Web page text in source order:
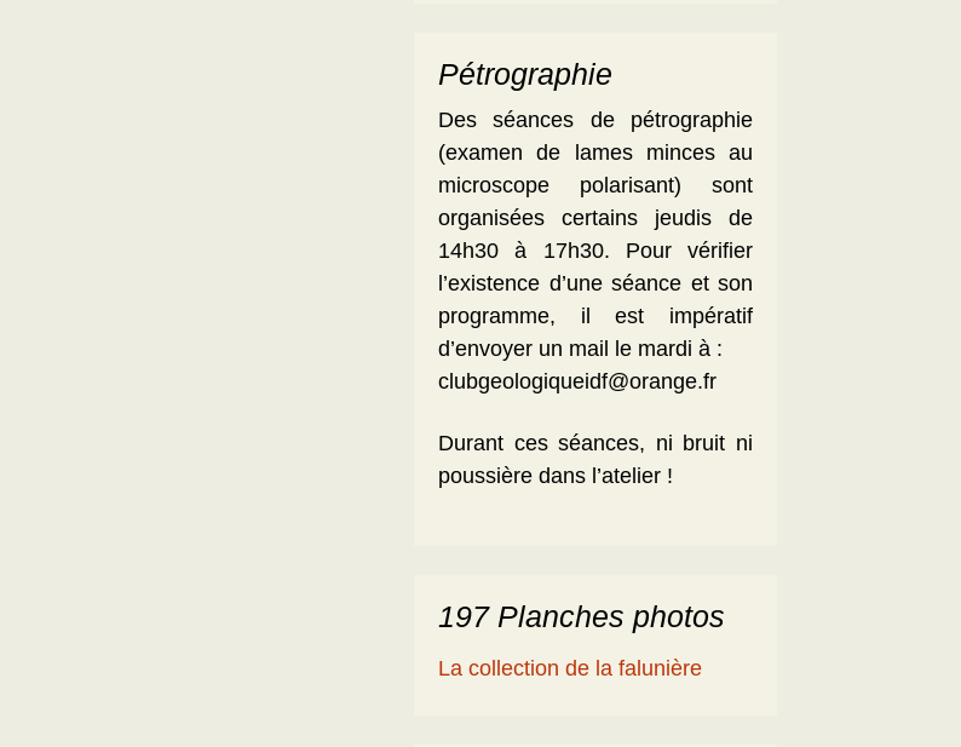
Pétrographie
Des séances de pétrographie
(examen de lames minces au
microscope polarisant) sont
organisées certains jeudis de
14h30 à 17h30. Pour vérifier
l’existence d’une séance et son
programme, il est impératif
d’envoyer un mail le mardi à :
clubgeologiqueidf@orange.fr
Durant ces séances, ni bruit ni
poussière dans l’atelier !
197 Planches photos
La collection de la falunière